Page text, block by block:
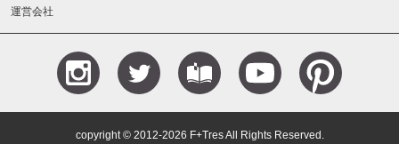
運営会社
Instagram Teitter YouTube
copyright © 2012-2026 F+Tres All Rights Reserved.